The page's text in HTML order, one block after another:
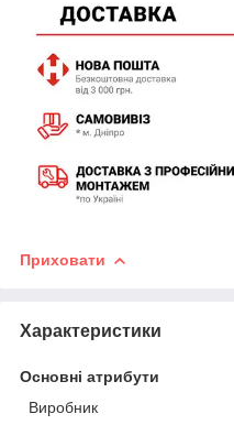
Приховати
Характеристики
Основні атрибути
Виробник